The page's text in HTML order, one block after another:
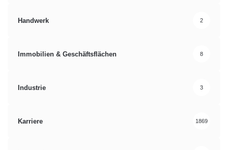
Handwerk 2
Immobilien & Geschäftsflächen 8
Industrie 3
Karriere 1869